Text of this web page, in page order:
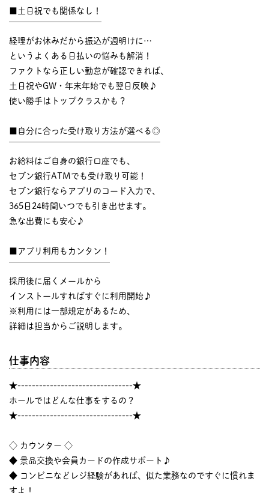
■土日祝でも関係なし！
経理がお休みだから振込が週明けに…
というよくある日払いの悩みも解消！
ファクトなら正しい勤怠が確認できれば、
土日祝やGW・年末年始でも翌日反映♪
使い勝手はトップクラスかも？
■自分に合った受け取り方法が選べる◎
お給料はご自身の銀行口座でも、
セブン銀行ATMでも受け取り可能！
セブン銀行ならアプリのコード入力で、
365日24時間いつでも引き出せます。
急な出費にも安心♪
■アプリ利用もカンタン！
採用後に届くメールから
インストールすればすぐに利用開始♪
※利用には一部規定があるため、
詳細は担当からご説明します。
仕事内容
★--------------------------------★
ホールではどんな仕事をするの？
★--------------------------------★
◇ カウンター ◇
◆ 景品交換や会員カードの作成サポート♪
◆ コンビニなどレジ経験があれば、似た業務なのですぐに慣れま
すよ！